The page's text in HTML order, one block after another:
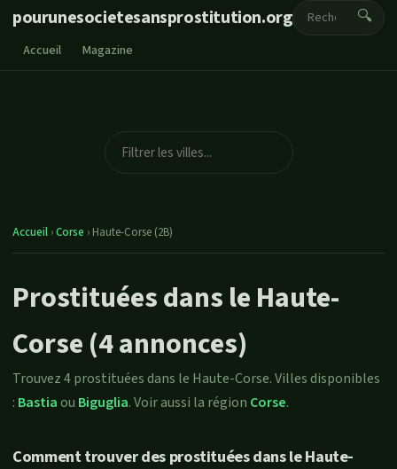
pourunesocietesansprostitution.org
🔍
Accueil
Magazine
Accueil ›Corse › Haute-Corse (2B)
Prostituées dans le Haute-
Corse (4 annonces)
Trouvez 4 prostituées dans le Haute-Corse. Villes disponibles
: Bastiaou Biguglia. Voir aussi la région Corse.
Comment trouver des prostituées dans le Haute-